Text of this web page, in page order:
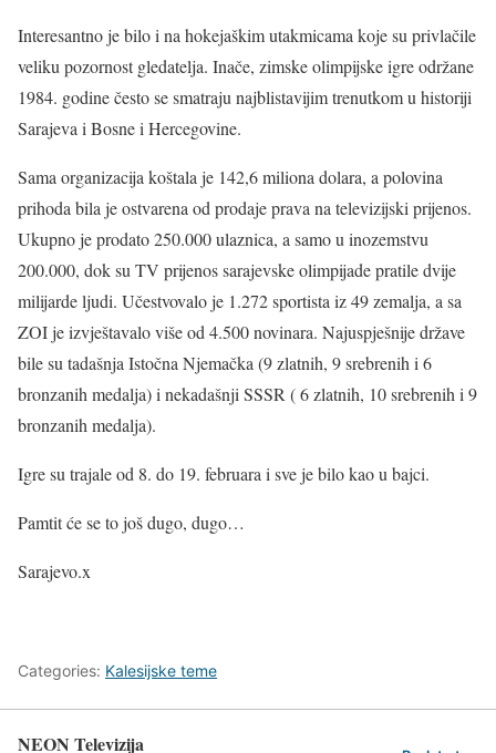
Interesantno je bilo i na hokejaškim utakmicama koje su privlačile
veliku pozornost gledatelja. Inače, zimske olimpijske igre održane
1984. godine često se smatraju najblistavijim trenutkom u historiji
Sarajeva i Bosne i Hercegovine.
Sama organizacija koštala je 142,6 miliona dolara, a polovina
prihoda bila je ostvarena od prodaje prava na televizijski prijenos.
Ukupno je prodato 250.000 ulaznica, a samo u inozemstvu
200.000, dok su TV prijenos sarajevske olimpijade pratile dvije
milijarde ljudi. Učestvovalo je 1.272 sportista iz 49 zemalja, a sa
ZOI je izvještavalo više od 4.500 novinara. Najuspješnije države
bile su tadašnja Istočna Njemačka (9 zlatnih, 9 srebrenih i 6
bronzanih medalja) i nekadašnji SSSR ( 6 zlatnih, 10 srebrenih i 9
bronzanih medalja).
Igre su trajale od 8. do 19. februara i sve je bilo kao u bajci.
Pamtit će se to još dugo, dugo…
Sarajevo.x
Categories: Kalesijske teme
NEON Televizija